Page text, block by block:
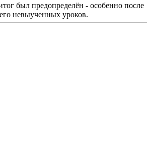
был предопределён - особенно после
невыученных уроков.